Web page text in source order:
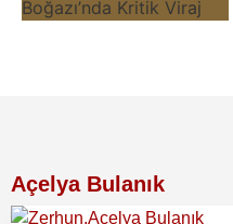
Açelya Bulanık